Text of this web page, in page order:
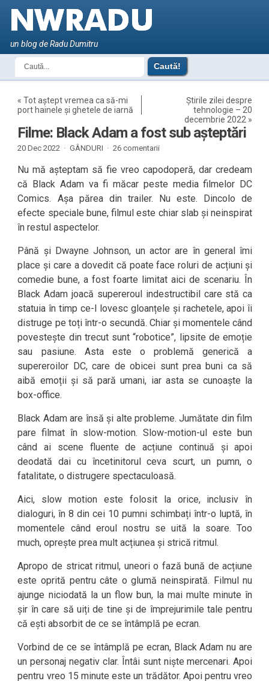
un blog de Radu Dumitru
«Tot aștept vremea ca să-mi
port hainele și ghetele de iarnă
Știrile zilei despre
tehnologie – 20
decembrie 2022 »
Filme: Black Adam a fost sub așteptări
20 Dec 2022 · GÂNDURI · 26 comentarii
Nu mă așteptam să fie vreo capodoperă, dar credeam
că Black Adam va fi măcar peste media filmelor DC
Comics. Așa părea din trailer. Nu este. Dincolo de
efecte speciale bune, filmul este chiar slab și neinspirat
în restul aspectelor.
Până și Dwayne Johnson, un actor are în general îmi
place și care a dovedit că poate face roluri de acțiuni și
comedie bune, a fost foarte limitat aici de scenariu. În
Black Adam joacă supereroul indestructibil care stă ca
statuia în timp ce-l lovesc gloanțele și rachetele, apoi îi
distruge pe toți într-o secundă. Chiar și momentele când
povestește din trecut sunt “robotice”, lipsite de emoție
sau pasiune. Asta este o problemă generică a
supereroilor DC, care de obicei sunt prea buni ca să
aibă emoții și să pară umani, iar asta se cunoaște la
box-office.
Black Adam are însă și alte probleme. Jumătate din film
pare filmat în slow-motion. Slow-motion-ul este bun
când ai scene fluente de acțiune continuă și apoi
deodată dai cu încetinitorul ceva scurt, un pumn, o
fatalitate, o distrugere spectaculoasă.
Aici, slow motion este folosit la orice, inclusiv în
dialoguri, în 8 din cei 10 pumni schimbați într-o luptă, în
momentele când eroul nostru se uită la soare. Too
much, oprește prea mult acțiunea și strică ritmul.
Apropo de stricat ritmul, uneori o fază bună de acțiune
este oprită pentru câte o glumă neinspirată. Filmul nu
ajunge niciodată la un flow bun, la mai multe minute în
șir în care să uiți de tine și de împrejurimile tale pentru
că ești absorbit de ce se întâmplă pe ecran.
Vorbind de ce se întâmplă pe ecran, Black Adam nu are
un personaj negativ clar. Întâi sunt niște mercenari. Apoi
pentru vreo 15 minute este un trădător. Apoi pentru vreo